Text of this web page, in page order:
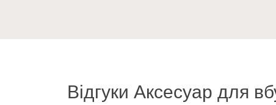
Відгуки Аксесуар для